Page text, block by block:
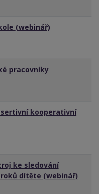
(webinář)
pracovníky
kooperativní
ke sledování
dítěte (webinář)